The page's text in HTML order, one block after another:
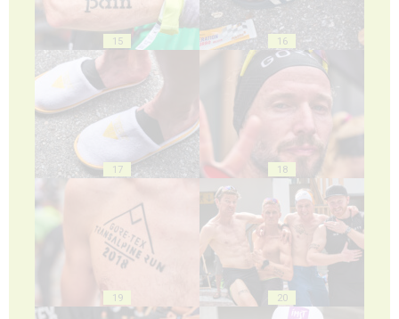
15 16
17 18
19 20